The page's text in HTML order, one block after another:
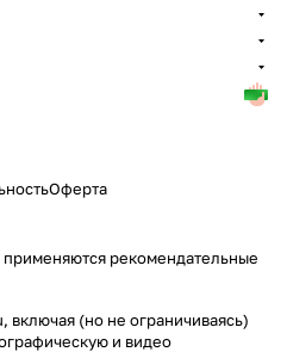
Оферта
рекомендательные
включая (но не ограничиваясь)
и видео